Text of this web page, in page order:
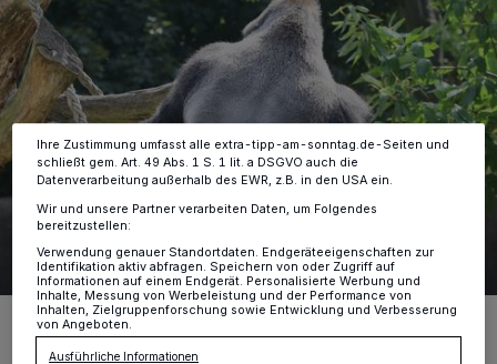
6 Bilder
Ein Besuch im Gorilla-Garten 6 Bilder
Zwecke. Wenn Tracker deaktiviert sind, sind manche Inhalte und
Anzeigen möglicherweise nicht mehr so relevant für Sie. Sie können
dieses Menü jederzeit wieder aufrufen, um Ihre Einstellungen zu
ändern oder Ihre Einwilligung zu widerrufen, indem Sie auf den Link
Einstellungen oder Ablehnen am unteren Rand der Webseite klicken.
Ihre Einstellungen gelten innerhalb unseres Website. Weitere
Informationen finden Sie in unserer Datenschutzerklärung.
Ihre Zustimmung umfasst alle extra-tipp-am-sonntag.de-Seiten und
schließt gem. Art. 49 Abs. 1 S. 1 lit. a DSGVO auch die
Datenverarbeitung außerhalb des EWR, z.B. in den USA ein.
Wir und unsere Partner verarbeiten Daten, um Folgendes
bereitzustellen:
Verwendung genauer Standortdaten. Endgeräteeigenschaften zur
Identifikation aktiv abfragen. Speichern von oder Zugriff auf
Informationen auf einem Endgerät. Personalisierte Werbung und
Inhalte, Messung von Werbeleistung und der Performance von
Inhalten, Zielgruppenforschung sowie Entwicklung und Verbesserung
von Angeboten.
Ausführliche Informationen